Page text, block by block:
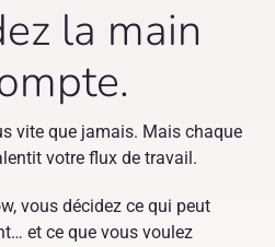
la main
vite que jamais. Mais chaque
votre flux de travail.
vous décidez ce qui peut
et ce que vous voulez